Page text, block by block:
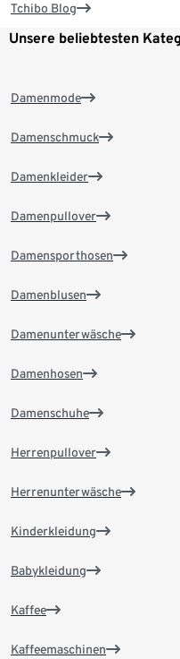
Tchibo Blog
Unsere beliebtesten
Damenmode
Damenschmuck
Damenkleider
Damenpullover
Damensporthosen
Damenblusen
Damenunterwäsche
Damenhosen
Damenschuhe
Herrenpullover
Herrenunterwäsche
Kinderkleidung
Babykleidung
Kaffee
Kaffeemaschinen